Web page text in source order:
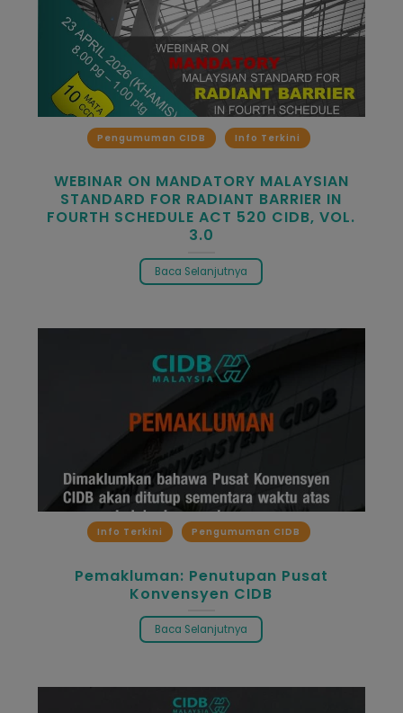
Pengumuman CIDB Info Terkini
WEBINAR ON MANDATORY MALAYSIAN
STANDARD FOR RADIANT BARRIER IN
FOURTH SCHEDULE ACT 520 CIDB, VOL.
3.0
Baca Selanjutnya
Info Terkini Pengumuman CIDB
Pemakluman: Penutupan Pusat
Konvensyen CIDB
Baca Selanjutnya